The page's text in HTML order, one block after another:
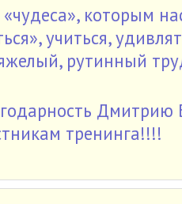
которым
учиться,
рутинный
Дмитрию
тренинга!!!!